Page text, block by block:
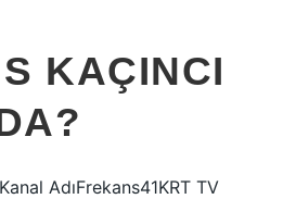
KAÇINCI
AdıFrekans41KRT TV